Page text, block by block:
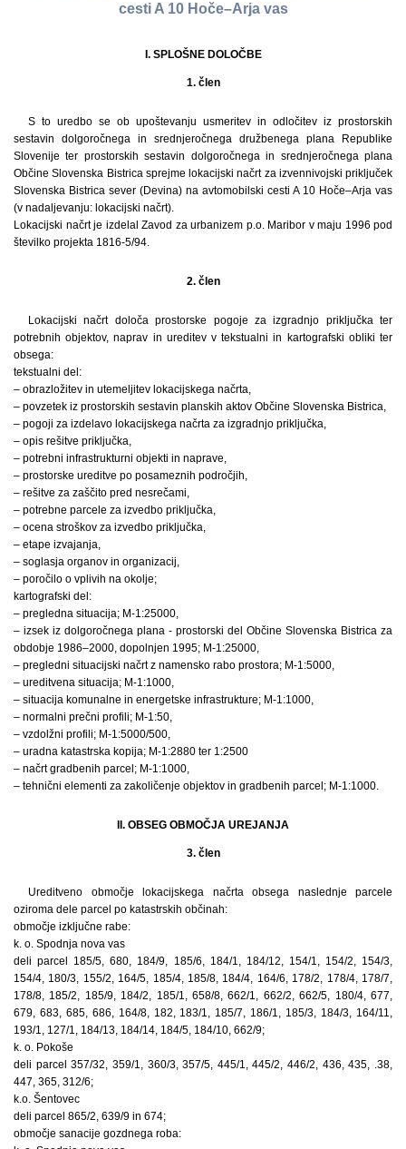
cesti A 10 Hoče–Arja vas
I. SPLOŠNE DOLOČBE
1. člen
S to uredbo se ob upoštevanju usmeritev in odločitev iz prostorskih
sestavin dolgoročnega in srednjeročnega družbenega plana Republike
Slovenije ter prostorskih sestavin dolgoročnega in srednjeročnega plana
Občine Slovenska Bistrica sprejme lokacijski načrt za izvennivojski priključek
Slovenska Bistrica sever (Devina) na avtomobilski cesti A 10 Hoče–Arja vas
(v nadaljevanju: lokacijski načrt).
Lokacijski načrt je izdelal Zavod za urbanizem p.o. Maribor v maju 1996 pod
številko projekta 1816-5/94.
2. člen
Lokacijski načrt določa prostorske pogoje za izgradnjo priključka ter
potrebnih objektov, naprav in ureditev v tekstualni in kartografski obliki ter
obsega:
tekstualni del:
– obrazložitev in utemeljitev lokacijskega načrta,
– povzetek iz prostorskih sestavin planskih aktov Občine Slovenska Bistrica,
– pogoji za izdelavo lokacijskega načrta za izgradnjo priključka,
– opis rešitve priključka,
– potrebni infrastrukturni objekti in naprave,
– prostorske ureditve po posameznih področjih,
– rešitve za zaščito pred nesrečami,
– potrebne parcele za izvedbo priključka,
– ocena stroškov za izvedbo priključka,
– etape izvajanja,
– soglasja organov in organizacij,
– poročilo o vplivih na okolje;
kartografski del:
– pregledna situacija; M-1:25000,
– izsek iz dolgoročnega plana - prostorski del Občine Slovenska Bistrica za
obdobje 1986–2000, dopolnjen 1995; M-1:25000,
– pregledni situacijski načrt z namensko rabo prostora; M-1:5000,
– ureditvena situacija; M-1:1000,
– situacija komunalne in energetske infrastrukture; M-1:1000,
– normalni prečni profili; M-1:50,
– vzdolžni profili; M-1:5000/500,
– uradna katastrska kopija; M-1:2880 ter 1:2500
– načrt gradbenih parcel; M-1:1000,
– tehnični elementi za zakoličenje objektov in gradbenih parcel; M-1:1000.
II. OBSEG OBMOČJA UREJANJA
3. člen
Ureditveno območje lokacijskega načrta obsega naslednje parcele
oziroma dele parcel po katastrskih občinah:
območje izključne rabe:
k. o. Spodnja nova vas
deli parcel 185/5, 680, 184/9, 185/6, 184/1, 184/12, 154/1, 154/2, 154/3,
154/4, 180/3, 155/2, 164/5, 185/4, 185/8, 184/4, 164/6, 178/2, 178/4, 178/7,
178/8, 185/2, 185/9, 184/2, 185/1, 658/8, 662/1, 662/2, 662/5, 180/4, 677,
679, 683, 685, 686, 164/8, 182, 183/1, 185/7, 186/1, 185/3, 184/3, 164/11,
193/1, 127/1, 184/13, 184/14, 184/5, 184/10, 662/9;
k. o. Pokoše
deli parcel 357/32, 359/1, 360/3, 357/5, 445/1, 445/2, 446/2, 436, 435, .38,
447, 365, 312/6;
k.o. Šentovec
deli parcel 865/2, 639/9 in 674;
območje sanacije gozdnega roba: